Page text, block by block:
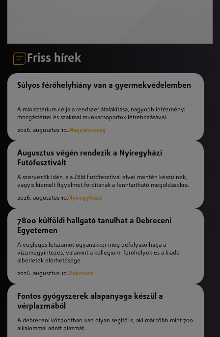
Friss hírek
Súlyos férőhelyhiány van a gyermekvédelemben
A minisztérium célja a rendszer átalakítása, nagyobb intézményi
mozgástérrel és szakmai munkacsoportok létrehozásával.
2026. augusztus 10.Magyarország
Augusztus végén rendezik a Nyíregyházi
Futófesztivált
A szervezők idén is a Zöld Futófesztivál elvei mentén készülnek,
vagyis kiemelt figyelmet fordítanak a fenntartható megoldásokra.
2026. augusztus 10. Nyíregyháza
7800 külföldi hallgató tanulhat a Debreceni
Egyetemen
A végleges létszámot ugyanakkor még befolyásolhatja a
vízumügyintézés, valamint a kollégiumi férőhelyek és a kiadó
albérletek elérhetősége.
2026. augusztus 10.Debrecen
Fontos gyógyszerek alapanyaga készül a
vérplazmából
A debreceni központban van olyan segítő is, aki már több mint 700
alkalommal adott plazmát.